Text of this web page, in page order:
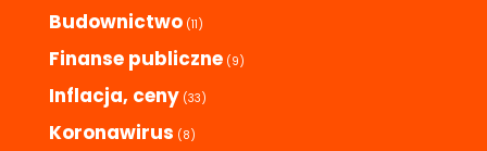
Budownictwo (11)
Finanse publiczne (9)
Inflacja, ceny (33)
Koronawirus (8)